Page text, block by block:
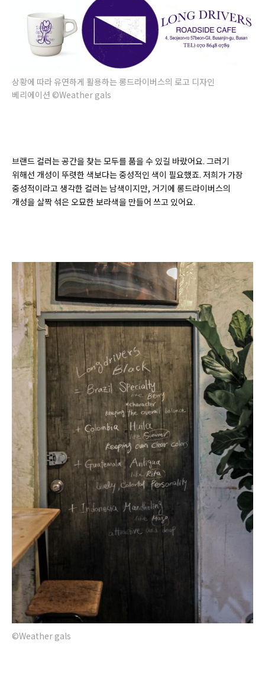
상황에 따라 유연하게 활용하는 롱드라이버스의 로고 디자인
베리에이션 ©Weather gals
브랜드 컬러는 공간을 찾는 모두를 품을 수 있길 바랐어요. 그러기
위해선 개성이 뚜렷한 색보다는 중성적인 색이 필요했죠. 저희가 가장
중성적이라고 생각한 컬러는 남색이지만, 거기에 롱드라이버스의
개성을 살짝 섞은 오묘한 보라색을 만들어 쓰고 있어요.
©Weather gals